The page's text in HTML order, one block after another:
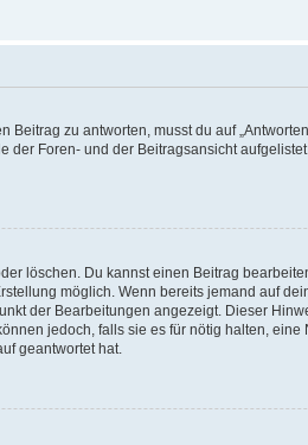
zu antworten, musst du auf
Foren- und der Beitragsansicht
löschen. Du kannst einen Beitrag
möglich. Wenn bereits jemand auf
der Bearbeitungen angezeigt. Dieser
jedoch, falls sie es für nötig halten,
geantwortet hat.